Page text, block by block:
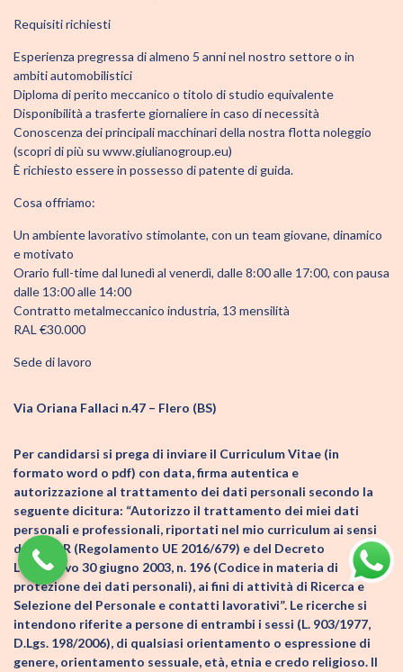
Requisiti richiesti
Esperienza pregressa di almeno 5 anni nel nostro settore o in
ambiti automobilistici
Diploma di perito meccanico o titolo di studio equivalente
Disponibilità a trasferte giornaliere in caso di necessità
Conoscenza dei principali macchinari della nostra flotta noleggio
(scopri di più su www.giulianogroup.eu)
È richiesto essere in possesso di patente di guida.
Cosa offriamo:
Un ambiente lavorativo stimolante, con un team giovane, dinamico
e motivato
Orario full-time dal lunedì al venerdì, dalle 8:00 alle 17:00, con pausa
dalle 13:00 alle 14:00
Contratto metalmeccanico industria, 13 mensilità
RAL €30.000
Sede di lavoro
Via Oriana Fallaci n.47 – Flero (BS)
Per candidarsi si prega di inviare il Curriculum Vitae (in
formato word o pdf) con data, firma autentica e
autorizzazione al trattamento dei dati personali secondo la
seguente dicitura: “Autorizzo il trattamento dei miei dati
personali e professionali, riportati nel mio curriculum ai sensi
del GDPR (Regolamento UE 2016/679) e del Decreto
Legislativo 30 giugno 2003, n. 196 (Codice in materia di
protezione dei dati personali), ai fini di attività di Ricerca e
Selezione del Personale e contatti lavorativi”. Le ricerche si
intendono riferite a persone di entrambi i sessi (L. 903/1977,
D.Lgs. 198/2006), di qualsiasi orientamento o espressione di
genere, orientamento sessuale, età, etnia e credo religioso. Il